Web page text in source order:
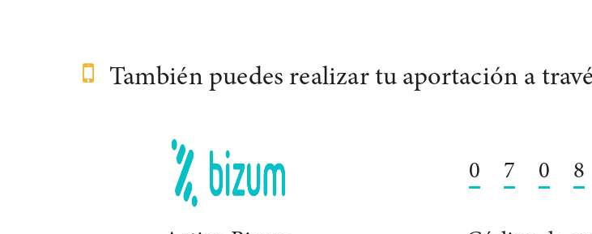
También puedes realizar tu aportación a
0 7 0 8